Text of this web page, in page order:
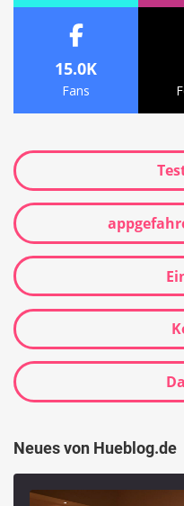
15.0K
Fans
Neues von Hueblog.de